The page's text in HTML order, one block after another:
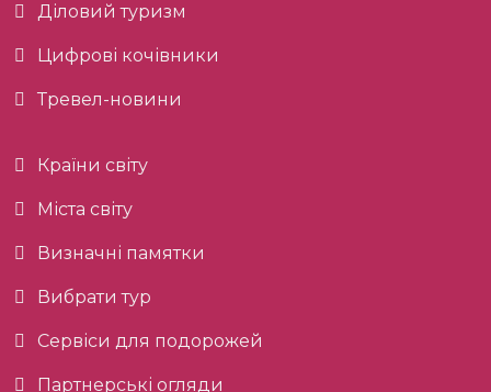
Діловий туризм
Цифрові кочівники
Тревел-новини
Країни світу
Міста світу
Визначні памятки
Вибрати тур
Сервіси для подорожей
Партнерські огляди